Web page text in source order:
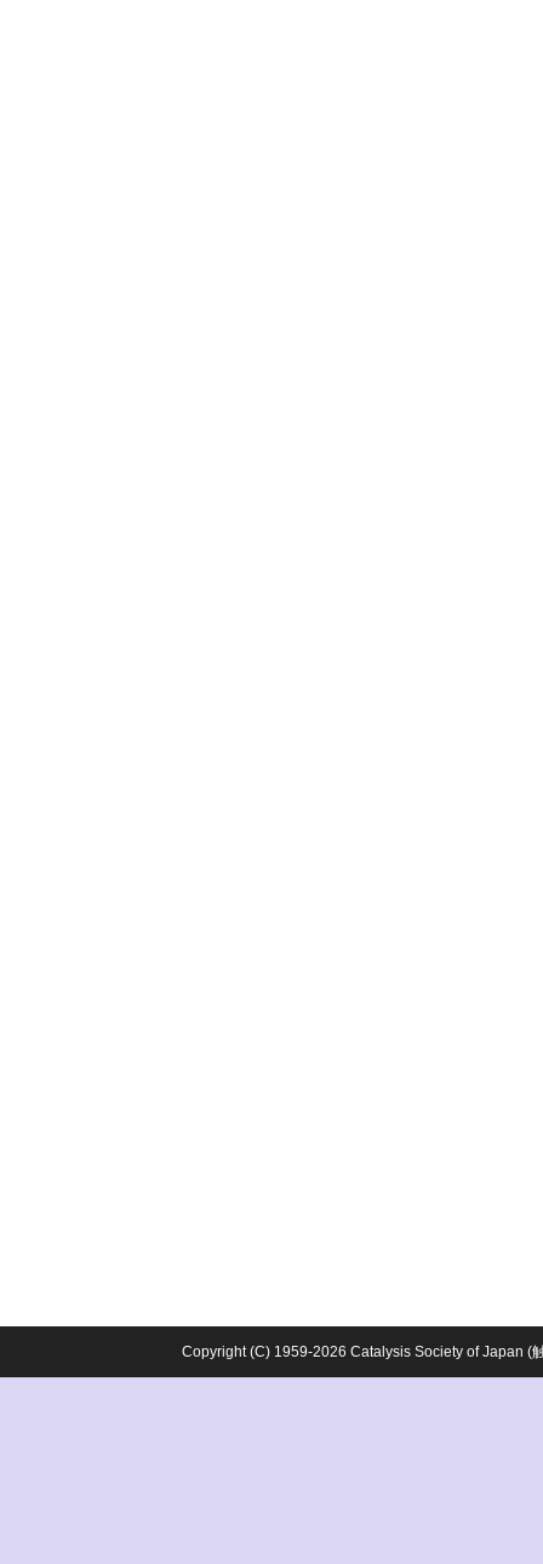
Copyright (C) 1959-2026 Catalysis Society of Japan (